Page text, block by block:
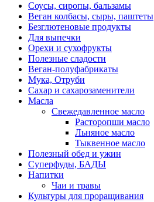
Соусы, сиропы, бальзамы
Веган колбасы, сыры, паштеты
Безглютеновые продукты
Для выпечки
Орехи и сухофрукты
Полезные сладости
Веган-полуфабрикаты
Мука, Отруби
Сахар и сахарозаменители
Масла
Свежедавленное масло
Расторопши масло
Льняное масло
Тыквенное масло
Полезный обед и ужин
Суперфуды, БАДЫ
Напитки
Чаи и травы
Культуры для проращивания